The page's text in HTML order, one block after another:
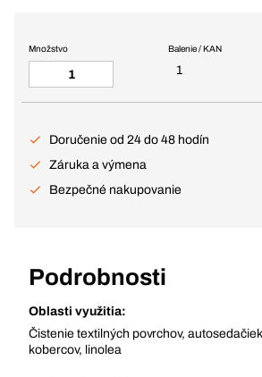
Balenie / KAN
1
Množstvo
Doručenie od 24 do 48 hodín
Záruka a výmena
Bezpečné nakupovanie
Podrobnosti
Oblasti využitia:
Čistenie textilných povrchov,
kobercov, linolea